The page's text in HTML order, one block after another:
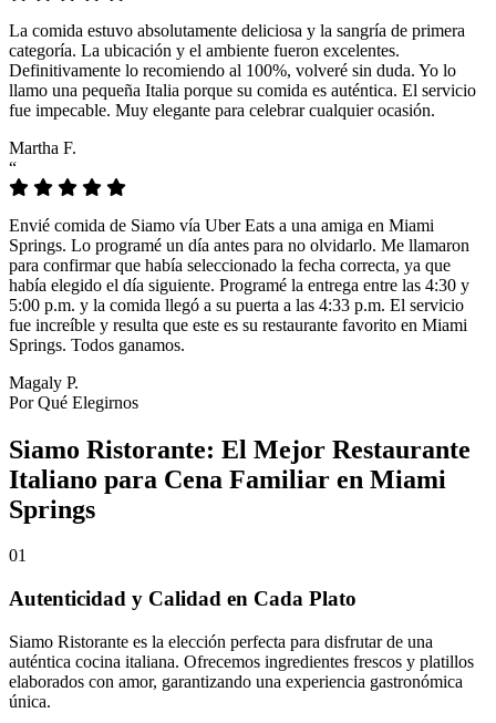
La comida estuvo absolutamente deliciosa y la sangría de primera
categoría. La ubicación y el ambiente fueron excelentes.
Definitivamente lo recomiendo al 100%, volveré sin duda. Yo lo
llamo una pequeña Italia porque su comida es auténtica. El servicio
fue impecable. Muy elegante para celebrar cualquier ocasión.
Martha F.
“
Envié comida de Siamo vía Uber Eats a una amiga en Miami
Springs. Lo programé un día antes para no olvidarlo. Me llamaron
para confirmar que había seleccionado la fecha correcta, ya que
había elegido el día siguiente. Programé la entrega entre las 4:30 y
5:00 p.m. y la comida llegó a su puerta a las 4:33 p.m. El servicio
fue increíble y resulta que este es su restaurante favorito en Miami
Springs. Todos ganamos.
Magaly P.
Por Qué Elegirnos
Siamo Ristorante: El Mejor Restaurante
Italiano para Cena Familiar en Miami
Springs
01
Autenticidad y Calidad en Cada Plato
Siamo Ristorante es la elección perfecta para disfrutar de una
auténtica cocina italiana. Ofrecemos ingredientes frescos y platillos
elaborados con amor, garantizando una experiencia gastronómica
única.